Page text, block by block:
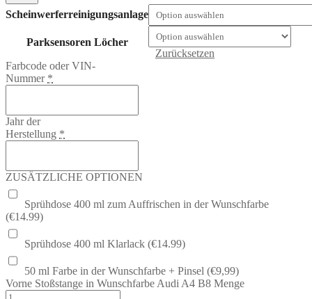
Scheinwerferreinigungsanlage
Parksensoren Löcher
Zurücksetzen
Farbcode oder VIN-
Nummer *
Jahr der
Herstellung *
ZUSÄTZLICHE OPTIONEN
Sprühdose 400 ml zum Auffrischen in der Wunschfarbe
(€14.99)
Sprühdose 400 ml Klarlack (€14.99)
50 ml Farbe in der Wunschfarbe + Pinsel (€9,99)
Vorne Stoßstange in Wunschfarbe Audi A4 B8 Menge